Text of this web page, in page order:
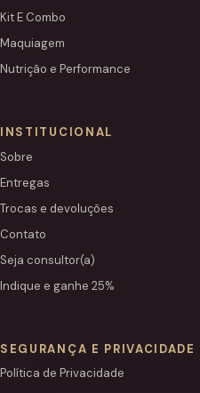
Kit E Combo
Maquiagem
Nutrição e Performance
INSTITUCIONAL
Sobre
Entregas
Trocas e devoluções
Contato
Seja consultor(a)
Indique e ganhe 25%
SEGURANÇA E PRIVACIDADE
Política de Privacidade